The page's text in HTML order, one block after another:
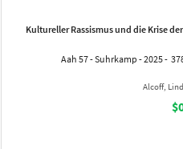
Kultureller Rassismus und die Krise
Aah 57 - Suhrkamp - 2025 -
Alcoff,